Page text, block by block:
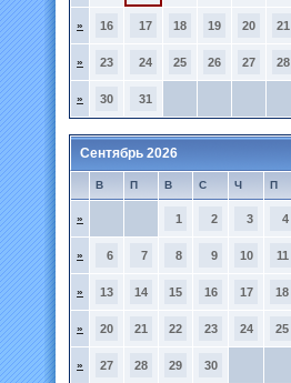
» 16 17 18 19 20 21
» 23 24 25 26 27 28
» 30 31
Сентябрь 2026
В П В С Ч П
» 1 2 3 4
» 6 7 8 9 10 11
» 13 14 15 16 17 18
» 20 21 22 23 24 25
» 27 28 29 30